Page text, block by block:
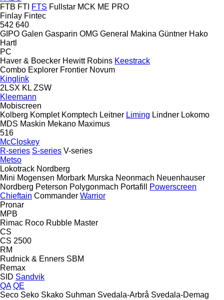
FTB FTI FTS Fullstar MCK ME PRO
Finlay Fintec
542 640
GIPO Galen Gasparin OMG General Makina Güntner Hako
Hartl
PC
Haver & Boecker Hewitt Robins Keestrack
Combo Explorer Frontier Novum
Kinglink
2LSX KL ZSW
Kleemann
Mobiscreen
Kolberg Komplet Komptech Leitner Liming Lindner Lokomo
MDS Maskin Mekano Maximus
516
McCloskey
R-series S-series V-series
Metso
Lokotrack Nordberg
Mini Mogensen Morbark Murska Neonmach Neuenhauser
Nordberg Peterson Polygonmach Portafill
Powerscreen
Chieftain Commander Warrior
Pronar
MPB
Rimac Roco Rubble Master
CS
CS 2500
RM
Rudnick & Enners SBM
Remax
SID Sandvik
QA QE
Seco Seko Skako Suhman Svedala-Arbrå Svedala-Demag